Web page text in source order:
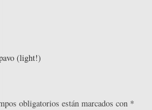
(light!)
obligatorios están marcados con *